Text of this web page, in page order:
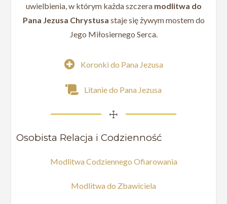
uwielbienia, w którym każda szczera modlitwa do
Pana Jezusa Chrystusa staje się żywym mostem do
Jego Miłosiernego Serca.
Koronki do Pana Jezusa
Litanie do Pana Jezusa
☩
Osobista Relacja i Codzienność
Modlitwa Codziennego Ofiarowania
Modlitwa do Zbawiciela